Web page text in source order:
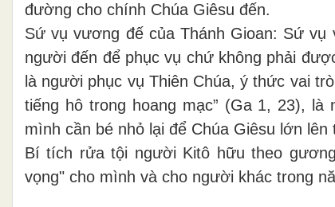
đường cho chính Chúa Giêsu đến.
Sứ vụ vương đế của Thánh Gioan: Sứ
người đến để phục vụ chứ không phải
là người phục vụ Thiên Chúa, ý thức vai
tiếng hô trong hoang mạc” (Ga 1, 23),
mình cần bé nhỏ lại để Chúa Giêsu lớn
Bí tích rửa tội người Kitô hữu theo g
vọng" cho mình và cho người khác trong n